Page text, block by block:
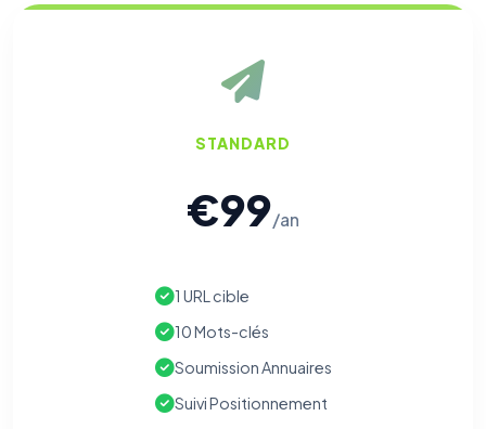
STANDARD
€99/an
1 URL cible
10 Mots-clés
Soumission Annuaires
Suivi Positionnement